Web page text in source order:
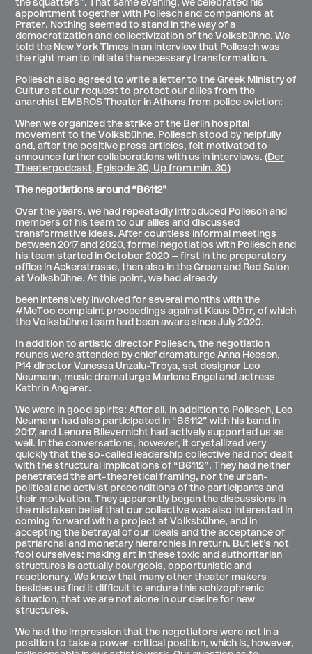
the squatters”. That same evening, we celebrated his
appointment together with Pollesch and companions at
Prater. Nothing seemed to stand in the way of a
democratization and collectivization of the Volksbühne. We
told the New York Times in an interview that Pollesch was
the right man to initiate the necessary transformation.
Pollesch also agreed to write a letter to the Greek Ministry of
Culture at our request to protect our allies from the
anarchist EMBROS Theater in Athens from police eviction:
When we organized the strike of the Berlin hospital
movement to the Volksbühne, Pollesch stood by helpfully
and, after the positive press articles, felt motivated to
announce further collaborations with us in interviews. (Der
Theaterpodcast, Episode 30, Up from min. 30)
The negotiations around “B6112”
Over the years, we had repeatedly introduced Pollesch and
members of his team to our allies and discussed
transformative ideas. After countless informal meetings
between 2017 and 2020, formal negotiatios with Pollesch and
his team started in October 2020 – first in the preparatory
office in Ackerstrasse, then also in the Green and Red Salon
at Volksbühne. At this point, we had already
been intensively involved for several months with the
#MeToo complaint proceedings against Klaus Dörr, of which
the Volksbühne team had been aware since July 2020.
In addition to artistic director Pollesch, the negotiation
rounds were attended by chief dramaturge Anna Heesen,
P14 director Vanessa Unzalu-Troya, set designer Leo
Neumann, music dramaturge Marlene Engel and actress
Kathrin Angerer.
We were in good spirits: After all, in addition to Pollesch, Leo
Neumann had also participated in “B6112” with his band in
2017, and Lenore Blievernicht had actively supported us as
well. In the conversations, however, it crystallized very
quickly that the so-called leadership collective had not dealt
with the structural implications of “B6112”. They had neither
penetrated the art-theoretical framing, nor the urban-
political and activist preconditions of the participants and
their motivation. They apparently began the discussions in
the mistaken belief that our collective was also interested in
coming forward with a project at Volksbühne, and in
accepting the betrayal of our ideals and the acceptance of
patriarchal and monetary hierarchies in return. But let’s not
fool ourselves: making art in these toxic and authoritarian
structures is actually bourgeois, opportunistic and
reactionary. We know that many other theater makers
besides us find it difficult to endure this schizophrenic
situation, that we are not alone in our desire for new
structures.
We had the impression that the negotiators were not in a
position to take a power-critical position, which is, however,